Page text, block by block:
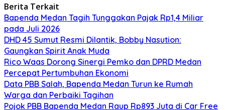
Berita Terkait
Bapenda Medan Tagih Tunggakan Pajak Rp1,4 Miliar
pada Juli 2026
DHD 45 Sumut Resmi Dilantik, Bobby Nasution:
Gaungkan Spirit Anak Muda
Rico Waas Dorong Sinergi Pemko dan DPRD Medan
Percepat Pertumbuhan Ekonomi
Data PBB Salah, Bapenda Medan Turun ke Rumah
Warga dan Perbaiki Tagihan
Pojok PBB Bapenda Medan Raup Rp893 Juta di Car Free